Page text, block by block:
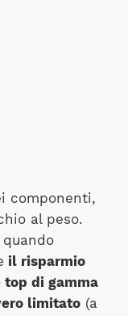
componenti,
al peso.
il risparmio
di gamma
limitato(a